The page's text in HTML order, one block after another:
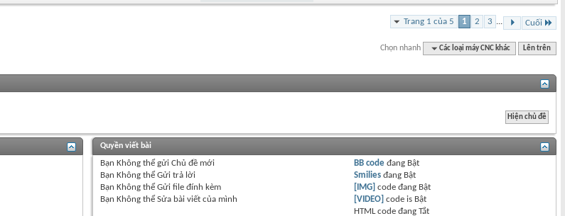
Trang 1 của 5 1 2 3 ... Cuối
Chọn nhanh Các loại máy CNC khác Lên trên
Quyền viết bài
Bạn Không thểgửi Chủ đề mới
Bạn Không thểGửi trả lời
Bạn Không thểGửi file đính kèm
Bạn Không thểSửa bài viết của mình
BB code đang Bật
Smilies đang Bật
[IMG] code đang Bật
[VIDEO] code is Bật
HTML code đangTắt